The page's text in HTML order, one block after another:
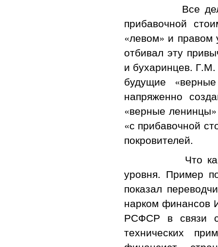
Все дело
прибавочной
«левом» и правом
отбивал эту
и бухаринцев.
будущие
напряженно
«верные
«с прибавочной
покровителей.
Что касается
уровня. Пример
показал
нарком финансов
РСФСР в связи с
технических